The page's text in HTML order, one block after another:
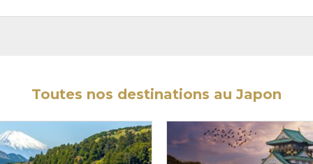
Toutes nos destinations au Japon